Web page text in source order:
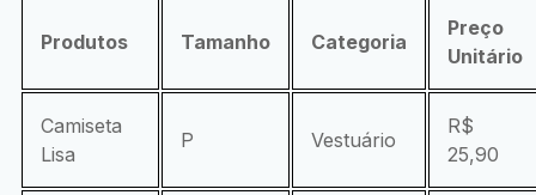
Produtos Tamanho Categoria
Preço
Unitário
Camiseta
Lisa
P Vestuário
R$
25,90